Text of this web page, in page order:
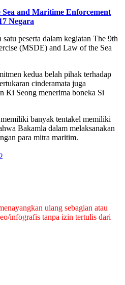
and Maritime Enforcement
Negara
peserta dalam kegiatan The 9th
(MSDE) and Law of the Sea
kedua belah pihak terhadap
cinderamata juga
Ki Seong menerima boneka Si
banyak tentakel memiliki
Bakamla dalam melaksanakan
para mitra maritim.
ulang sebagian atau
infografis tanpa izin tertulis dari